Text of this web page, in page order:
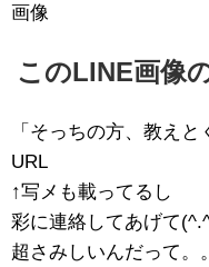
画像
このLINE画像
「そっちの方、教え
URL
↑写メも載ってるし
彩に連絡してあげて
超さみしいんだって。。